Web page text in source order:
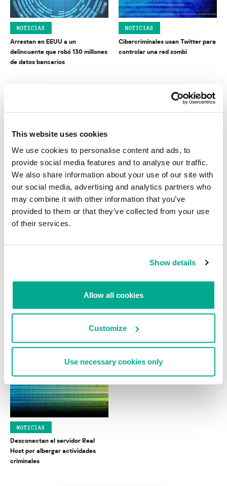
This website uses cookies
We use cookies to personalise content and ads, to
provide social media features and to analyse our traffic.
We also share information about your use of our site with
our social media, advertising and analytics partners who
may combine it with other information that you’ve
provided to them or that they’ve collected from your use
of their services.
Show details
Allow all cookies
Customize
Use necessary cookies only
NOTICIAS
Arrestan en EEUU a un
delincuente que robó 130 millones
de datos bancarios
NOTICIAS
Cibercriminales usan Twitter para
controlar una red zombi
NOTICIAS
Twitter y Adobe: ¿Cuál es la
ROEL SCHOUWENBERG
NOTICIAS
Ataque DDoS derrumba a Twitter
El gobierno estadounidense
pierde otra líder de
Cibercriminales lanzan ataques
DDoS a Facebook y Twitter
NOTICIAS
Desconectan el servidor Real
Host por albergar actividades
criminales